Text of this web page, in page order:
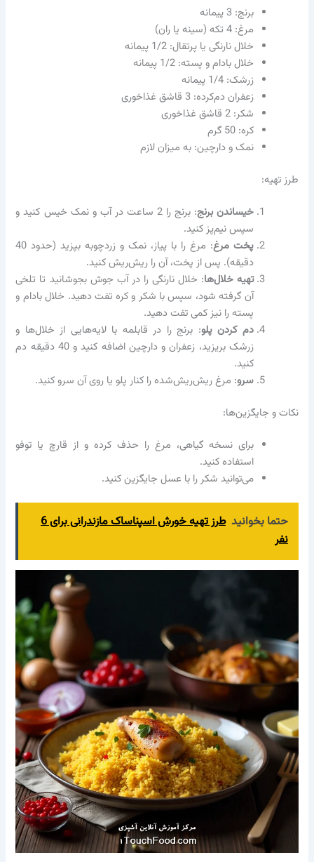
برنج: 3 پیمانه
مرغ: 4 تکه (سینه یا ران)
خلال نارنگی یا پرتقال: 1/2 پیمانه
خلال بادام و پسته: 1/2 پیمانه
زرشک: 1/4 پیمانه
زعفران دم‌کرده: 3 قاشق غذاخوری
شکر: 2 قاشق غذاخوری
کره: 50 گرم
نمک و دارچین: به میزان لازم
طرز تهیه:
خیساندن برنج
: برنج را 2 ساعت در آب و نمک خیس کنید و
سپس نیم‌پز کنید.
پخت مرغ
: مرغ را با پیاز، نمک و زردچوبه بپزید (حدود 40
دقیقه). پس از پخت، آن را ریش‌ریش کنید.
تهیه خلال‌ها: خلال نارنگی را در آب جوش بجوشانید تا تلخی
آن گرفته شود، سپس با شکر و کره تفت دهید. خلال بادام و
پسته را نیز کمی تفت دهید.
دم کردن پلو: برنج را در قابلمه با لایه‌هایی از خلال‌ها و
زرشک بریزید، زعفران و دارچین اضافه کنید و 40 دقیقه دم
کنید.
سرو: مرغ ریش‌ریش‌شده را کنار پلو یا روی آن سرو کنید.
نکات و جایگزین‌ها:
برای نسخه گیاهی، مرغ را حذف کرده و از قارچ یا توفو
استفاده کنید.
می‌توانید شکر را با عسل جایگزین کنید.
حتما بخوانید
طرز تهیه خورش اسپناساک مازندرانی برای 6
نفر